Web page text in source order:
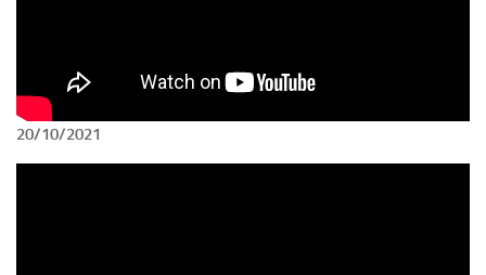
Contato
Newsletter
20/10/2021